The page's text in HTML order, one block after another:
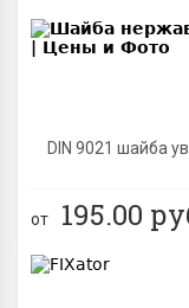
DIN 9021 шайба
от 195.00